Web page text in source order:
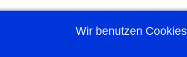
Wir benutzen Cookies